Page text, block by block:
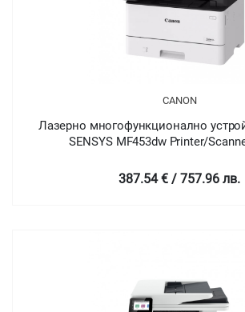
CANON
Лазерно многофункционално
SENSYS MF453dw Printer/
387.54 € / 757.96 лв.